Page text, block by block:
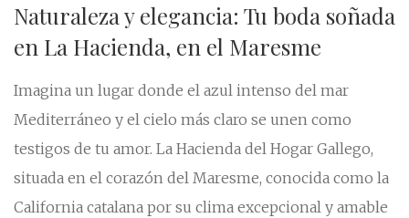
Naturaleza y elegancia: Tu boda soñada
en La Hacienda, en el Maresme
Imagina un lugar donde el azul intenso del mar
Mediterráneo y el cielo más claro se unen como
testigos de tu amor. La Hacienda del Hogar Gallego,
situada en el corazón del Maresme, conocida como la
California catalana por su clima excepcional y amable